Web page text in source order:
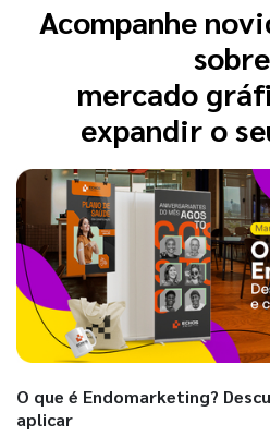
Acompanhe
mercado
expandir o
O que é Endomarketing?
aplicar